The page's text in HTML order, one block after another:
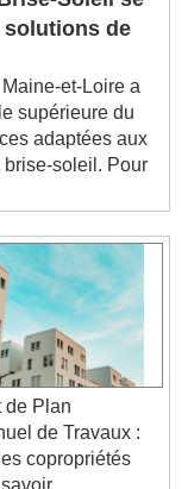
Soleil se
de
et-Loire a
supérieure du
adaptées aux
soleil. Pour
de Plan
de Travaux :
copropriétés